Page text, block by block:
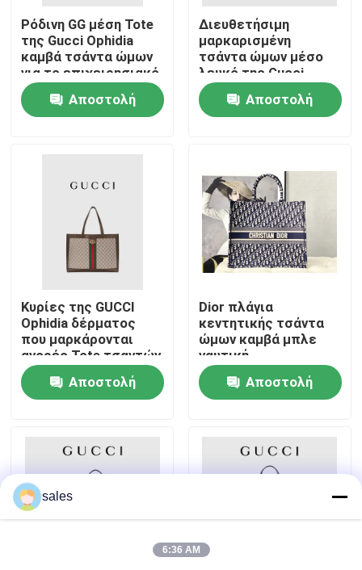
Σπίτι
Περίπου εμείς
Γύρος εργοστασίων
Ποιοτικός έλεγχος
Ειδήσεις
Περιπτώσεις
Ρόδινη GG μέση Tote
της Gucci Ophidia
καμβά τσάντα ώμων
για το επιχειρησιακό
ταξίδι
Αποστολή
Διευθετήσιμη
μαρκαρισμένη
τσάντα ώμων μέσο
λευκό της Gucci
Ophidia Tote για τη
γυναίκαΑποστολή
Κυρίες της GUCCI
Ophidia δέρματος
που μαρκάρονται
αγορές Tote τσαντών
ώμων
Αποστολή
Dior πλάγια
κεντητικής τσάντα
ώμων καμβά μπλε
ναυτική
μαρκαρισμένη
χριστιανικό βιβλίο
μεγάλο
Αποστολή
sales
6:36 AM